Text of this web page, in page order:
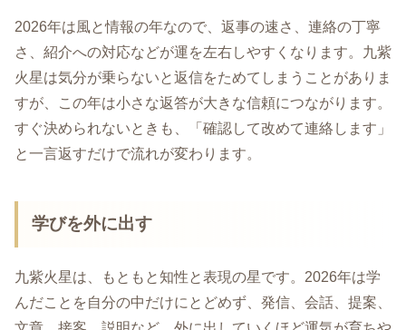
2026年は風と情報の年なので、返事の速さ、連絡の丁寧
さ、紹介への対応などが運を左右しやすくなります。九紫
火星は気分が乗らないと返信をためてしまうことがありま
すが、この年は小さな返答が大きな信頼につながります。
すぐ決められないときも、「確認して改めて連絡します」
と一言返すだけで流れが変わります。
学びを外に出す
九紫火星は、もともと知性と表現の星です。2026年は学
んだことを自分の中だけにとどめず、発信、会話、提案、